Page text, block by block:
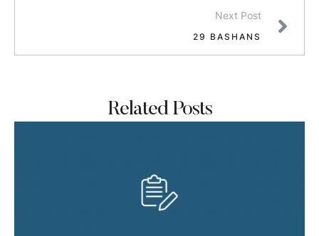
Next Post
29 BASHANS
Related Posts